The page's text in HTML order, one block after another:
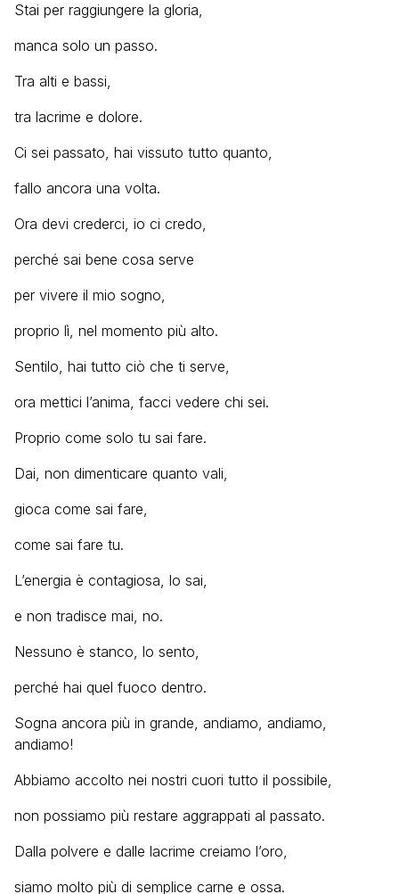
Stai per raggiungere la gloria,
manca solo un passo.
Tra alti e bassi,
tra lacrime e dolore.
Ci sei passato, hai vissuto tutto quanto,
fallo ancora una volta.
Ora devi crederci, io ci credo,
perché sai bene cosa serve
per vivere il mio sogno,
proprio lì, nel momento più alto.
Sentilo, hai tutto ciò che ti serve,
ora mettici l’anima, facci vedere chi sei.
Proprio come solo tu sai fare.
Dai, non dimenticare quanto vali,
gioca come sai fare,
come sai fare tu.
L’energia è contagiosa, lo sai,
e non tradisce mai, no.
Nessuno è stanco, lo sento,
perché hai quel fuoco dentro.
Sogna ancora più in grande, andiamo, andiamo,
andiamo!
Abbiamo accolto nei nostri cuori tutto il possibile,
non possiamo più restare aggrappati al passato.
Dalla polvere e dalle lacrime creiamo l’oro,
siamo molto più di semplice carne e ossa.